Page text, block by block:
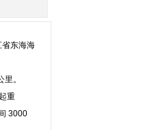
东海海
。
重
3000